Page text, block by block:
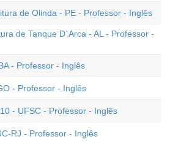
de Olinda - PE - Professor - Inglês
de Tanque D`Arca - AL - Professor -
- Professor - Inglês
- Professor - Inglês
- UFSC - Professor - Inglês
RJ - Professor - Inglês